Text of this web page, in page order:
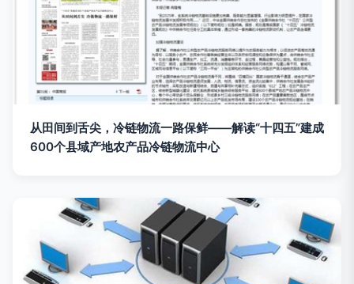
从田间到舌尖，冷链物流一路保鲜——解读“十四五”建成
600个县域产地农产品冷链物流中心